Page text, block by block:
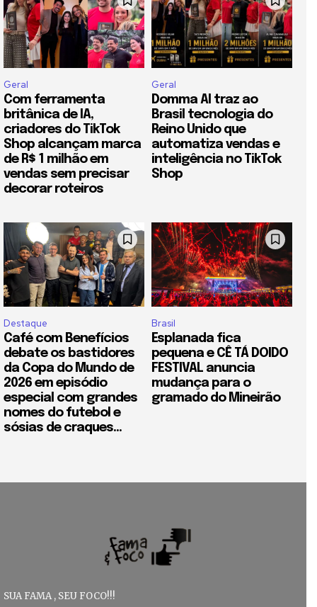
Geral
Com ferramenta
britânica de IA,
criadores do TikTok
Shop alcançam marca
de R$ 1 milhão em
vendas sem precisar
decorar roteiros
Geral
Domma AI traz ao
Brasil tecnologia do
Reino Unido que
automatiza vendas e
inteligência no TikTok
Shop
Destaque
Café com Benefícios
debate os bastidores
da Copa do Mundo de
2026 em episódio
especial com grandes
nomes do futebol e
sósias de craques...
Brasil
Esplanada fica
pequena e CÊ TÁ DOIDO
FESTIVAL anuncia
mudança para o
gramado do Mineirão
SUA FAMA , SEU FOCO!!!